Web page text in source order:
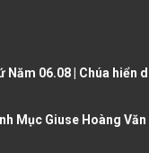
u
p
g
Năm 06.08 | Chúa hiển
Mục Giuse Hoàng